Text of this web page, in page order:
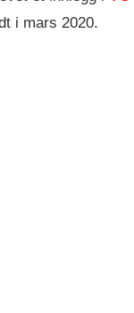
i mars 2020.